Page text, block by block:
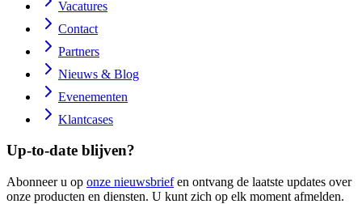
Vacatures
Contact
Partners
Nieuws & Blog
Evenementen
Klantcases
Up-to-date blijven?
Abonneer u op onze nieuwsbriefen ontvang de laatste updates over
onze producten en diensten. U kunt zich op elk moment afmelden.